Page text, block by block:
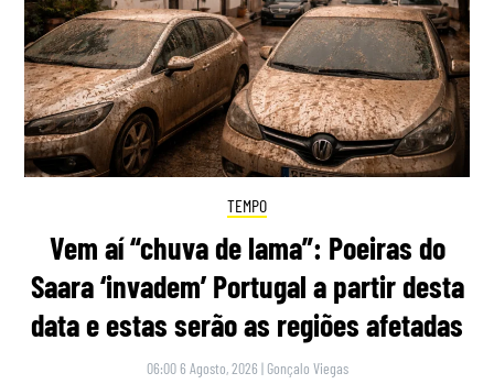
TEMPO
Vem aí “chuva de lama”: Poeiras do
Saara ‘invadem’ Portugal a partir desta
data e estas serão as regiões afetadas
06:00 6 Agosto, 2026 | Gonçalo Viegas